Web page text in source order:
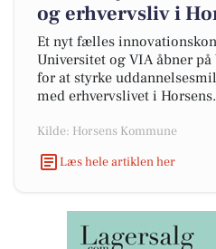
og erhvervsliv i
Et nyt fælles
Universitet og VIA åbner på
for at styrke
med erhvervslivet i Horsens.
Kilde: Horsens Kommune
Læs hele artiklen her